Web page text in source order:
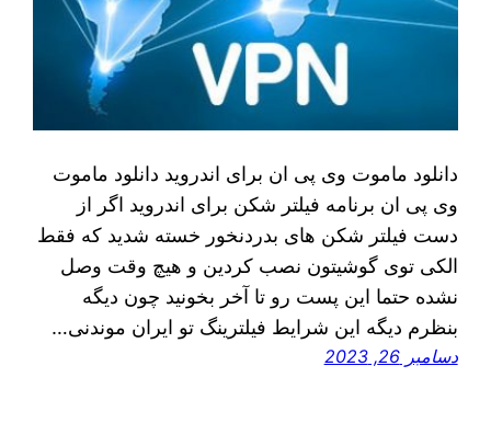
دانلود ماموت وی پی ان برای اندروید دانلود ماموت
وی پی ان برنامه فیلتر شکن برای اندروید اگر از
دست فیلتر شکن های بدردنخور خسته شدید که فقط
الکی توی گوشیتون نصب کردین و هیچ وقت وصل
نشده حتما این پست رو تا آخر بخونید چون دیگه
بنظرم دیگه این شرایط فیلترینگ تو ایران موندنی…
دسامبر 26, 2023